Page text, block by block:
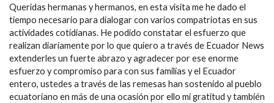
Queridas hermanas y hermanos, en esta visita me he dado el
tiempo necesario para dialogar con varios compatriotas en sus
actividades cotidianas. He podido constatar el esfuerzo que
realizan diariamente por lo que quiero a través de Ecuador News
extenderles un fuerte abrazo y agradecer por ese enorme
esfuerzo y compromiso para con sus familias y el Ecuador
entero, ustedes a través de las remesas han sostenido al pueblo
ecuatoriano en más de una ocasión por ello mi gratitud y también